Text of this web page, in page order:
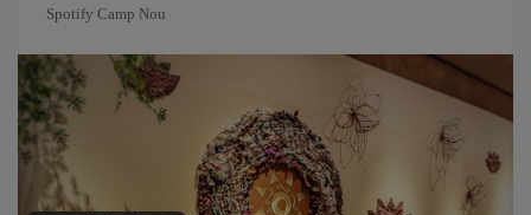
Spotify Camp Nou